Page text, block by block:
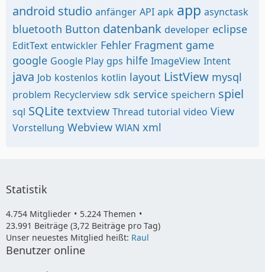
android studio anfänger API apk app asynctask
bluetooth Button datenbank developer eclipse
EditText entwickler Fehler Fragment game
google Google Play gps hilfe ImageView Intent
java Job kostenlos kotlin layout ListView mysql
problem Recyclerview sdk service speichern spiel
sql SQLite textview Thread tutorial video View
Vorstellung Webview WlAN xml
Statistik
4.754 Mitglieder
5.224 Themen
23.991 Beiträge (3,72 Beiträge pro Tag)
Unser neuestes Mitglied heißt: Raul
Benutzer online